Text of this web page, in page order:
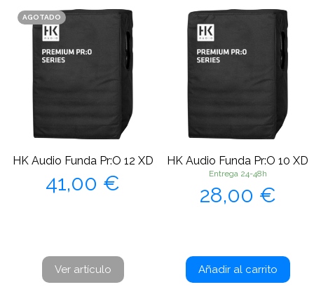
AGOTADO
HK Audio Funda Pr:O 12 XD
Precio
41,00 €
Ver artículo
HK Audio Funda Pr:O 10 XD
Entrega 24-48h
Precio
28,00 €
Añadir al carrito